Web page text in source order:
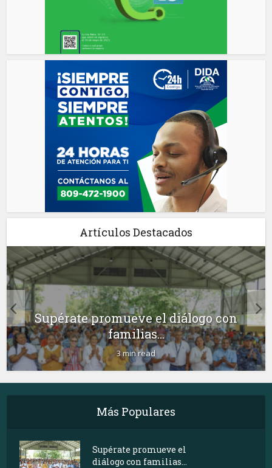
Artículos Destacados
Supérate promueve el diálogo con
familias...
3 min read
Más Populares
Supérate promueve el
diálogo con familias...